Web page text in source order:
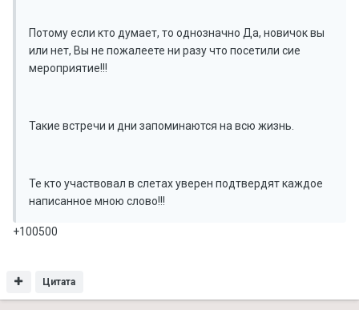
Потому если кто думает, то однозначно Да, новичок вы
или нет, Вы не пожалеете ни разу что посетили сие
мероприятие!!!
Такие встречи и дни запоминаются на всю жизнь.
Те кто участвовал в слетах уверен подтвердят каждое
написанное мною слово!!!
+100500
Цитата